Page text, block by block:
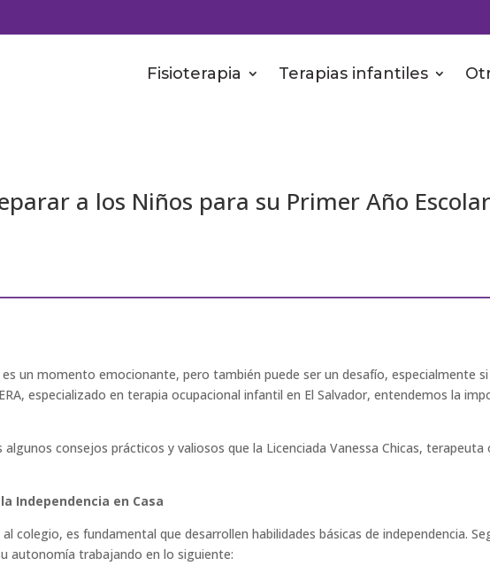
Fisioterapia Terapias infantiles
a los Niños para su Primer Año
un momento emocionante, pero también puede ser un desafío, especialmente
especializado en terapia ocupacional infantil en El Salvador, entendemos la
consejos prácticos y valiosos que la Licenciada Vanessa Chicas,
Independencia en Casa
colegio, es fundamental que desarrollen habilidades básicas de independencia.
autonomía trabajando en lo siguiente: